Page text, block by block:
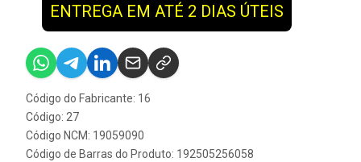
ENTREGA EM ATÉ 2 DIAS ÚTEIS
Código do Fabricante: 16
Código: 27
Código NCM: 19059090
Código de Barras do Produto: 192505256058